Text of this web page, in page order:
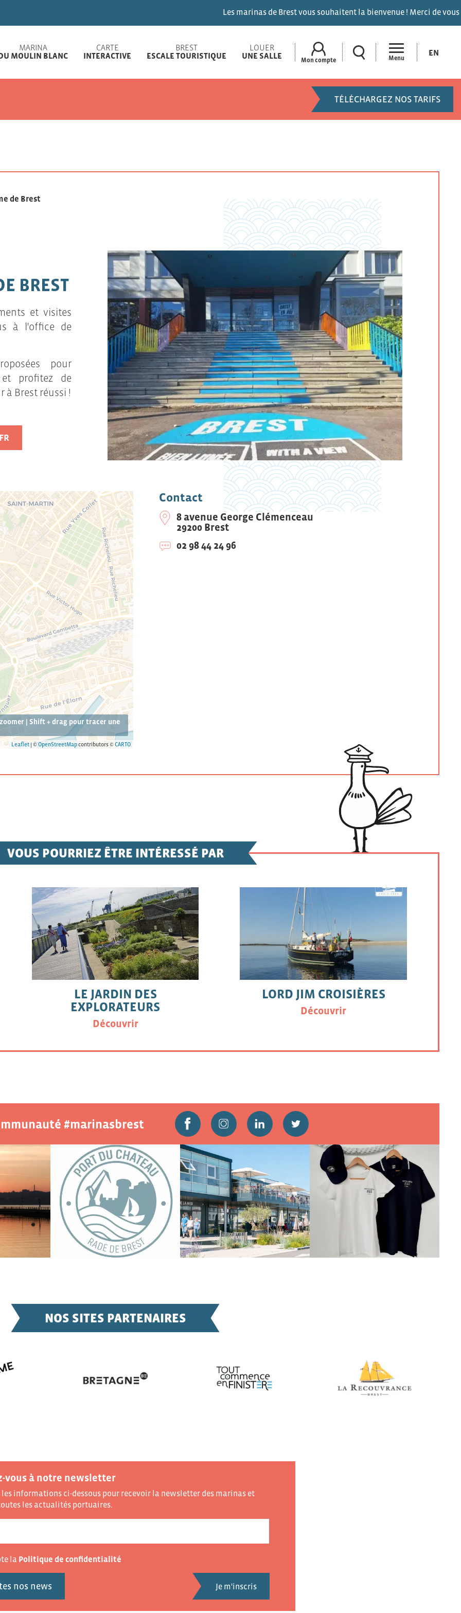
Les marinas de Brest vous souhaitent la bienvenue ! Merci de vous signaler sur le
MARINA
MOULIN BLANC
CARTE
INTERACTIVE
BREST
ESCALE TOURISTIQUE
LOUER
UNE SALLE
Mon compte Menu
EN
TÉLÉCHARGEZ NOS TARIFS
de Brest
BREST
et visites
à l'office de
pour
profitez de
Brest réussi !
| Shift + drag pour tracer une
Leaflet| ©OpenStreetMapcontributors ©CARTO
Contact
8 avenue George Clémenceau
29200 Brest
02 98 44 24 96
VOUS POURRIEZ ÊTRE INTÉRESSÉ PAR
LE JARDIN DES
EXPLORATEURS
Découvrir
LORD JIM CROISIÈRES
Découvrir
#marinasbrest
NOS SITES PARTENAIRES
vous à notre newsletter
informations ci-dessous pour recevoir la newsletter des marinas et
les actualités portuaires.
la Politique de confidentialité
nos news